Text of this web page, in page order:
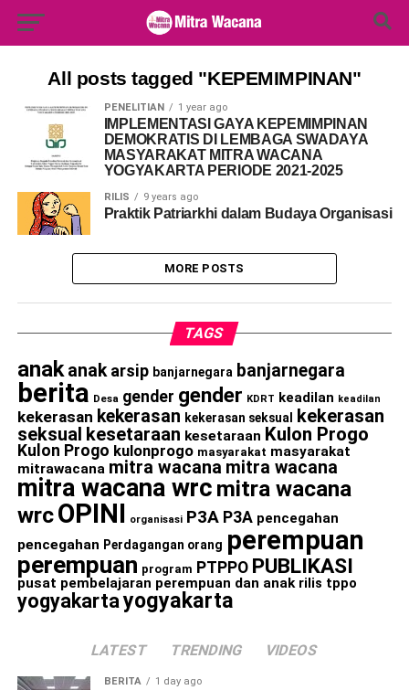
for:
All posts tagged "KEPEMIMPINAN"
PENELITIAN 1 year ago
IMPLEMENTASI GAYA KEPEMIMPINAN
DEMOKRATIS DI LEMBAGA SWADAYA
MASYARAKAT MITRA WACANA
YOGYAKARTA PERIODE 2021-2025
RILIS 9 years ago
Praktik Patriarkhi dalam Budaya Organisasi
MORE POSTS
TAGS
anak anak arsip banjarnegara banjarnegara
berita Desa gender gender KDRT keadilan keadilan
kekerasan kekerasan kekerasan seksual
kekerasan
seksual kesetaraan kesetaraan Kulon Progo
Kulon Progo kulonprogo masyarakat masyarakat
mitrawacana mitra wacana mitra wacana
mitra wacana wrc mitra wacana
wrcOPINI organisasi P3A P3A pencegahan
pencegahan Perdagangan orang perempuan
perempuan program PTPPO PUBLIKASI
pusat pembelajaran perempuan dan anak rilis tppo
yogyakartayogyakarta
LATEST TRENDING VIDEOS
BERITA 1 day ago